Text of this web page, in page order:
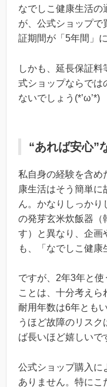
なでしこ健康生活の
が、公式ショップで
証期間が「5年間」
しかも、延長保証
式ショップならでは
ないでしょう(*’ω’*)
“あれば安心”
私自身の経験を含め
康生活はそう簡単
ん。かなりしっかり
の発芽玄米炊飯器（
す）と異なり、企画
も、「なでしこ健康
ですが、2年3年と
ことは、十分考え
耐用年数は6年とも
うほど故障のリス
ば長いほど嬉しいで
公式ショップ購入に
ありません。特にこ